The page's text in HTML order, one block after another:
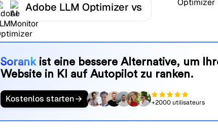
Adobe LLM Optimizer vs
AI Monitor
Sorankist eine bessere Alternative, um
Website in KI auf Autopilot zu ranken.
Kostenlos starten +2000 utilisateurs